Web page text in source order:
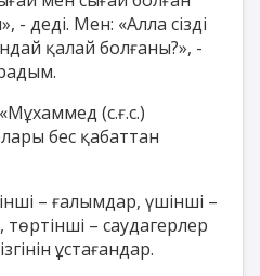
- деді. Мен: «Алла сізді
қалай болғаны?», -
(с.ғ.с.)
бес қабаттан
– ғалымдар, үшінші –
– саудагерлер
ұстағандар.